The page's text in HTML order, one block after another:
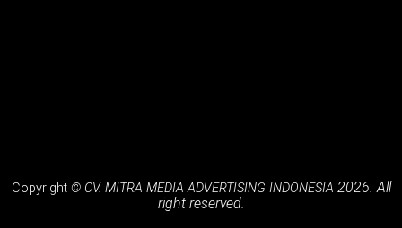
Copyright© CV. MITRA MEDIA ADVERTISING INDONESIA 2026. All
right reserved.